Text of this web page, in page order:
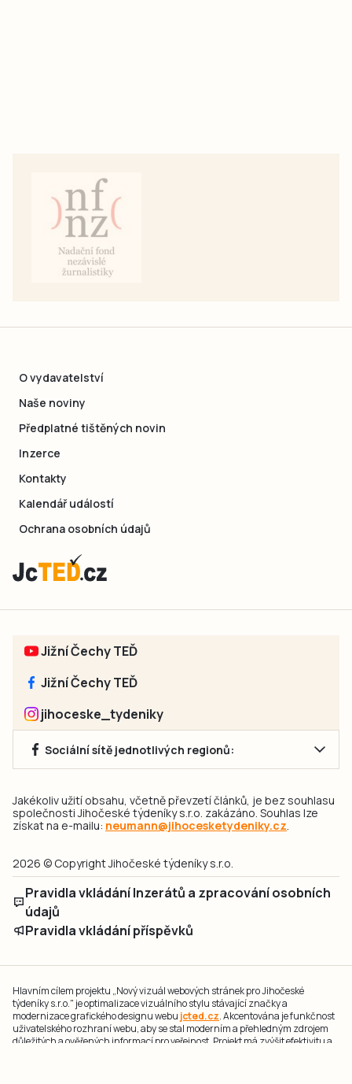
O vydavatelství
Naše noviny
Předplatné tištěných novin
Inzerce
Kontakty
Kalendář událostí
Ochrana osobních údajů
Jižní Čechy TEĎ
Jižní Čechy TEĎ
jihoceske_tydeniky
Sociální sítě jednotlivých regionů:
Jakékoliv užití obsahu, včetně převzetí článků, je bez souhlasu
společnosti Jihočeské týdeníky s.r.o. zakázáno. Souhlas lze
získat na e-mailu: neumann@jihocesketydeniky.cz.
2026 © Copyright Jihočeské týdeníky s.r.o.
Pravidla vkládání Inzerátů a zpracování osobních
údajů
Pravidla vkládání příspěvků
Hlavním cílem projektu „Nový vizuál webových stránek pro Jihočeské
týdeníky s.r.o." je optimalizace vizuálního stylu stávající značky a
modernizace grafického designu webu jcted.cz. Akcentována je funkčnost
uživatelského rozhraní webu, aby se stal moderním a přehledným zdrojem
důležitých a ověřených informací pro veřejnost. Projekt má zvýšit efektivitu a